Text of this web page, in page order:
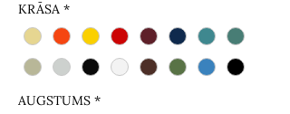
KRĀSA *
AUGSTUMS *